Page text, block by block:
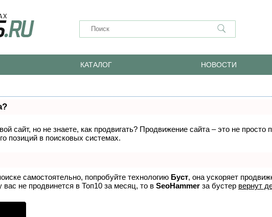
КАТАЛОГ НОВОСТИ
сайт, но не знаете, как продвигать? Продвижение сайта – это не
позиций в поисковых системах.
самостоятельно, попробуйте технологию Буст, она ускоряет
не продвинется в Топ10 за месяц, то в SeoHammer за бустер вернут